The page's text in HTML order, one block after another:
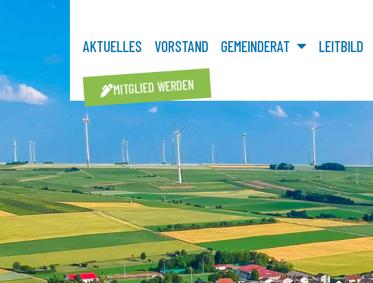
AKTUELLES VORSTAND GEMEINDERAT LEITBILD
MITGLIED WERDEN